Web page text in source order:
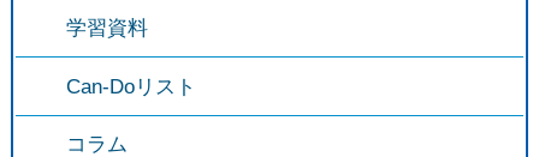
学習資料
Can-Doリスト
コラム